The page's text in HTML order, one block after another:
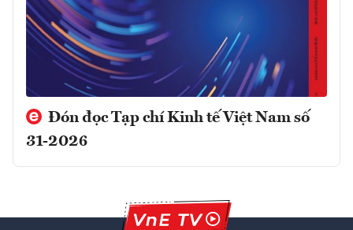
Đón đọc Tạp chí Kinh tế Việt Nam số
31-2026